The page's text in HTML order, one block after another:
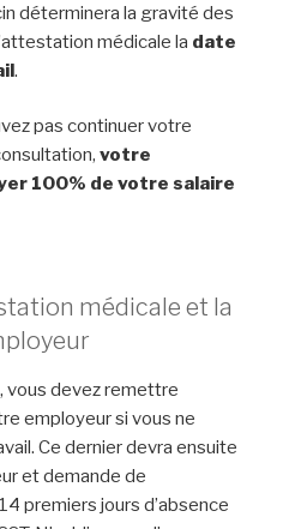
déterminera la gravité des
médicale la date
.
pas continuer votre
votre
100% de votre salaire
médicale et la
vous devez remettre
employeur si vous ne
Ce dernier devra ensuite
et demande de
premiers jours d’absence